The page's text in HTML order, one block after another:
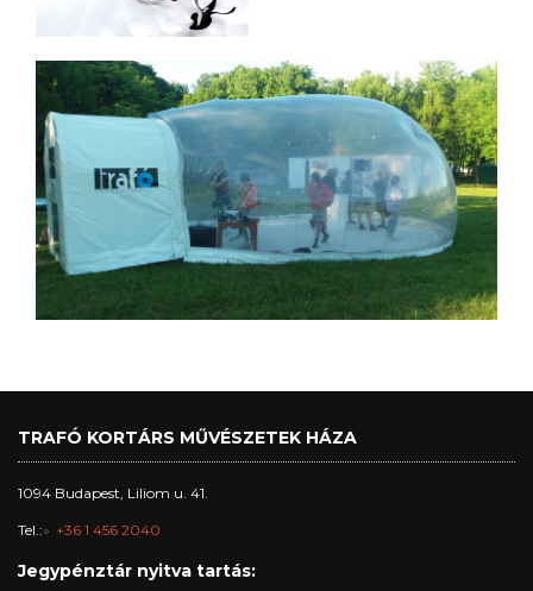
TRAFÓ KORTÁRS MŰVÉSZETEK HÁZA
1094 Budapest, Liliom u. 41.
Tel.: +36 1 456 2040
Jegypénztár nyitva tartás: